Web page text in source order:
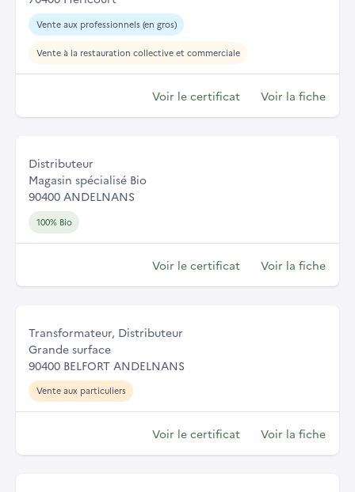
Vente aux professionnels (en gros)
Vente à la restauration collective et commerciale
Voir le certificat Voir la fiche
Distributeur
Magasin spécialisé Bio
90400 ANDELNANS
100% Bio
Voir le certificat Voir la fiche
Transformateur, Distributeur
Grande surface
90400 BELFORT ANDELNANS
Vente aux particuliers
Voir le certificat Voir la fiche